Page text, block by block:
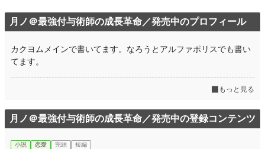
す。知らずに永久バフ掛けてたけど、魔力が必要になったので追放した元パーテ
ィーから回収しますね。えっ？勇者降ろされた？知らんがな…
小説
ファンタジー 4,023 位 / 53,318 件
24h.ポイント 21 pt
文字数(レンタル含む) 371,709
月ノ＠最強付与術師の成長革命／発売中のプロフィール
カクヨムメインで書いてます。なろうとアルファポリスでも書い
てます。
もっと見る
月ノ＠最強付与術師の成長革命／発売中の登録コンテンツ
小説 恋愛 完結 短編